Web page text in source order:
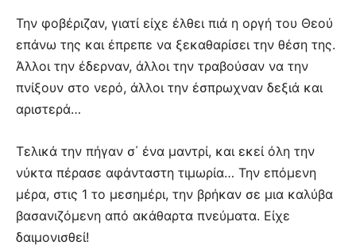
Την φοβέριζαν, γιατί είχε έλθει πιά η οργή του Θεού
επάνω της και έπρεπε να ξεκαθαρίσει την θέση της.
Άλλοι την έδερναν, άλλοι την τραβούσαν να την
πνίξουν στο νερό, άλλοι την έσπρωχναν δεξιά και
αριστερά…
Τελικά την πήγαν σ΄ ένα μαντρί, και εκεί όλη την
νύκτα πέρασε αφάνταστη τιμωρία… Την επόμενη
μέρα, στις 1 το μεσημέρι, την βρήκαν σε μια καλύβα
βασανιζόμενη από ακάθαρτα πνεύματα. Είχε
δαιμονισθεί!